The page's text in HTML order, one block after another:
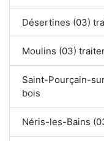
Désertines (03)
Moulins (03)
Saint-Pourçain-
bois
Néris-les-Bains